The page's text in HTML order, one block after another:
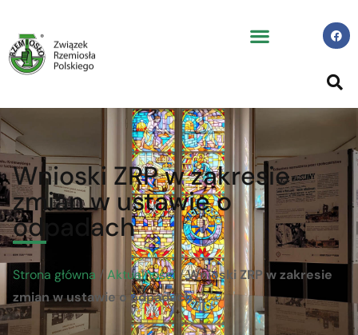
Wnioski ZRP w zakresie
zmian w ustawie o
odpadach
Strona główna / Aktualności /Wnioski ZRP w zakresie
zmian w ustawie o odpadach